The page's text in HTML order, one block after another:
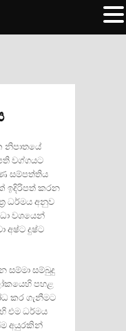
නිපාතයේ
වග්ගයට
සම්පත්තිය
ඉදිරිපත් කරන
ධර්මය අනුව
වශයෙන්
අෂ්ට දුෂ්ට
සම්මා සම්බුදු
පහළ
කර ගැනීමට
එම ධර්මය
අයුරකින්